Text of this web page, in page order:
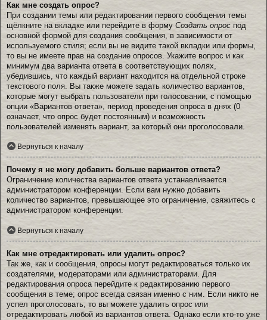
Как мне создать опрос?
При создании темы или редактировании первого сообщения темы
щёлкните на вкладке или перейдите в форму Создать опрос под
основной формой для создания сообщения, в зависимости от
используемого стиля; если вы не видите такой вкладки или формы,
то вы не имеете прав на создание опросов. Укажите вопрос и как
минимум два варианта ответа в соответствующих полях,
убедившись, что каждый вариант находится на отдельной строке
текстового поля. Вы также можете задать количество вариантов,
которые могут выбрать пользователи при голосовании, с помощью
опции «Вариантов ответа», период проведения опроса в днях (0
означает, что опрос будет постоянным) и возможность
пользователей изменять вариант, за который они проголосовали.
Вернуться к началу
Почему я не могу добавить больше вариантов ответа?
Ограничение количества вариантов ответа устанавливается
администратором конференции. Если вам нужно добавить
количество вариантов, превышающее это ограничение, свяжитесь с
администратором конференции.
Вернуться к началу
Как мне отредактировать или удалить опрос?
Так же, как и сообщения, опросы могут редактироваться только их
создателями, модераторами или администраторами. Для
редактирования опроса перейдите к редактированию первого
сообщения в теме; опрос всегда связан именно с ним. Если никто не
успел проголосовать, то вы можете удалить опрос или
отредактировать любой из вариантов ответа. Однако если кто-то уже